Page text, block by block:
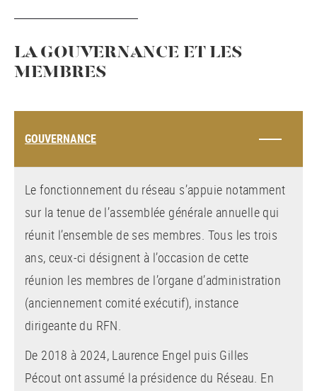
LA GOUVERNANCE ET LES
MEMBRES
GOUVERNANCE
Le fonctionnement du réseau s’appuie notamment
sur la tenue de l’assemblée générale annuelle qui
réunit l’ensemble de ses membres. Tous les trois
ans, ceux-ci désignent à l’occasion de cette
réunion les membres de l’organe d’administration
(anciennement comité exécutif), instance
dirigeante du RFN.
De 2018 à 2024, Laurence Engel puis Gilles
Pécout ont assumé la présidence du Réseau. En